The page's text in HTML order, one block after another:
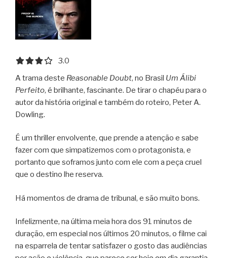
3.0 out of 5.0 stars
3.0
A trama deste Reasonable Doubt, no Brasil Um Álibi
Perfeito, é brilhante, fascinante. De tirar o chapéu para o
autor da história original e também do roteiro, Peter A.
Dowling.
É um thriller envolvente, que prende a atenção e sabe
fazer com que simpatizemos com o protagonista, e
portanto que soframos junto com ele com a peça cruel
que o destino lhe reserva.
Há momentos de drama de tribunal, e são muito bons.
Infelizmente, na última meia hora dos 91 minutos de
duração, em especial nos últimos 20 minutos, o filme cai
na esparrela de tentar satisfazer o gosto das audiências